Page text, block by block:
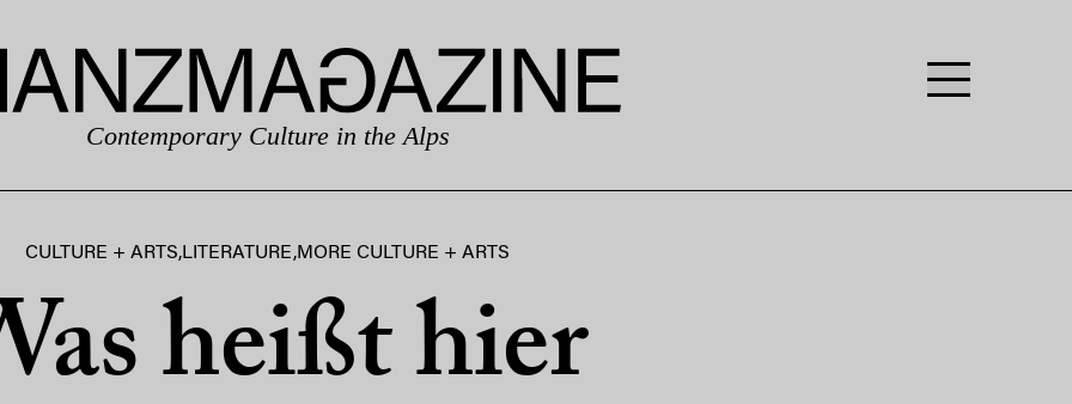
Contemporary Culture in the Alps
CULTURE + ARTS,LITERATURE,MORE CULTURE + ARTS
heißt hier